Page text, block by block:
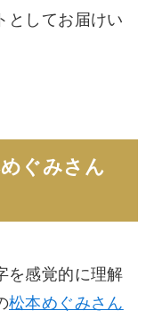
としてお届けい
ぐみさん
を感覚的に理解
松本めぐみさん